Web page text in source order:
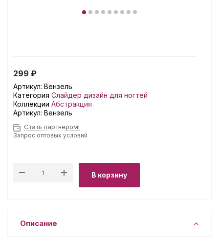
299 ₽
Артикул: Вензель
Категория Слайдер дизайн для ногтей
Коллекции Абстракция
Артикул: Вензель
Стать партнером!
Запрос оптовых условий
В корзину
Описание